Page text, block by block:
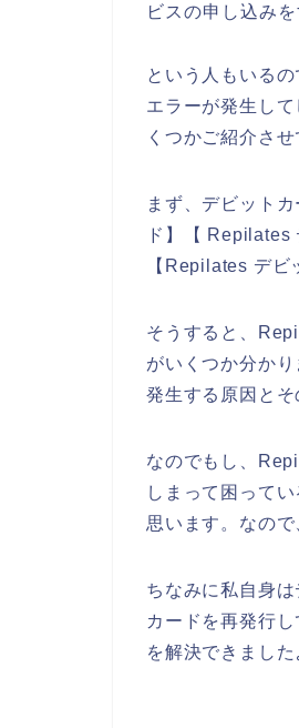
ビスの申し込み
という人もいる
エラーが発生し
くつかご紹介させ
まず、デビット
ド】【
【Repilates デ
そうすると、
がいくつか分か
発生する原因とそ
なのでもし、
しまって困って
思います。なの
ちなみに私自身
カードを再発行
を解決できました